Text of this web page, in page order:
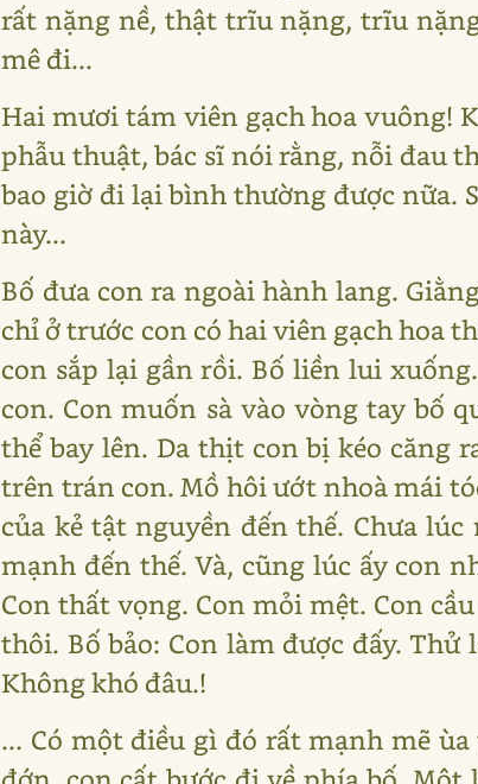
rất nặng nề, thật trĩu nặng, trĩu
mê đi...
Hai mươi tám viên gạch hoa vuông!
phẫu thuật, bác sĩ nói rằng, nỗi đau
bao giờ đi lại bình thường được nữa.
này...
Bố đưa con ra ngoài hành lang.
chỉ ở trước con có hai viên gạch hoa
con sắp lại gần rồi. Bố liền lui
con. Con muốn sà vào vòng tay bố
thể bay lên. Da thịt con bị kéo căng
trên trán con. Mồ hôi ướt nhoà mái
của kẻ tật nguyền đến thế. Chưa
mạnh đến thế. Và, cũng lúc ấy con
Con thất vọng. Con mỏi mệt. Con
thôi. Bố bảo: Con làm được đấy.
Không khó đâu.!
... Có một điều gì đó rất mạnh mẽ